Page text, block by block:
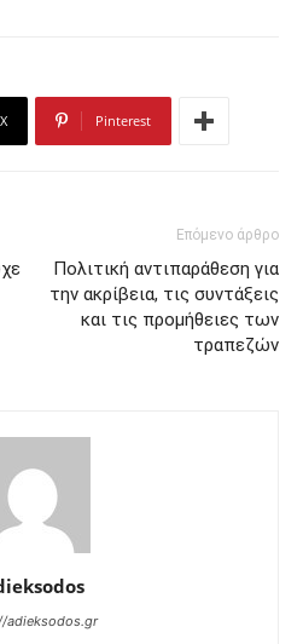
X Pinterest
Επόμενο άρθρο
Πολιτική αντιπαράθεση για
την ακρίβεια, τις συντάξεις
και τις προμήθειες των
τραπεζών
adieksodos.gr